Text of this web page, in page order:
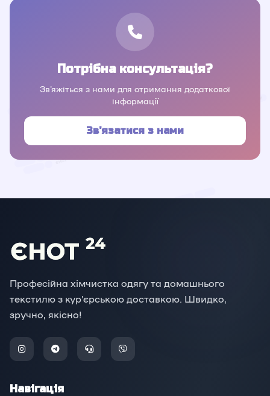
Потрібна консультація?
Зв'яжіться з нами для отримання додаткової
інформації
Зв'язатися з нами
Професійна хімчистка одягу та домашнього
текстилю з кур'єрською доставкою. Швидко,
зручно, якісно!
Навігація